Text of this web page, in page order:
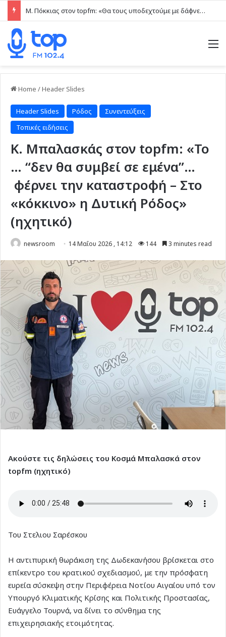
Μ. Πόκκιας στον topfm: «Θα τους υποδεχτούμε με δάφνες και πικροδάφνες» –Η ειρωνική “υποδοχή” στον υβριδικό σταθμό (ηχητικό)
Home /Header Slides
Header Slides Ρόδος
Συνεντεύξεις
Τοπικές ειδήσεις
Κ. Μπαλασκάς στον topfm: «Το
… “δεν θα συμβεί σε εμένα”…
φέρνει την καταστροφή – Στο
«κόκκινο» η Δυτική Ρόδος»
(ηχητικό)
newsroom 14 Μαΐου 2026 , 14:12 144 3 minutes read
Ακούστε τις δηλώσεις του Κοσμά Μπαλασκά στον
topfm (ηχητικό)
Του Στελιου Σαρέσκου
Η αντιπυρική θωράκιση της Δωδεκανήσου βρίσκεται στο
επίκεντρο του κρατικού σχεδιασμού, με την πρόσφατη
ευρεία σύσκεψη στην Περιφέρεια Νοτίου Αιγαίου υπό τον
Υπουργό Κλιματικής Κρίσης και Πολιτικής Προστασίας,
Ευάγγελο Τουρνά, να δίνει το σύνθημα της
επιχειρησιακής ετοιμότητας.